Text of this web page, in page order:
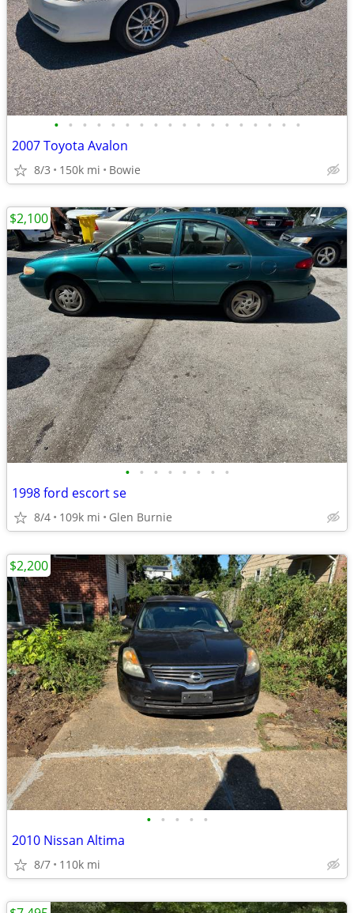
• • • • • • • • • • • • • • • • • •
2007 Toyota Avalon
8/3 150k mi Bowie
• • • • • • • •
1998 ford escort se
8/4 109k mi Glen Burnie
$2,100
• • • • •
2010 Nissan Altima
8/7 110k mi
$2,200